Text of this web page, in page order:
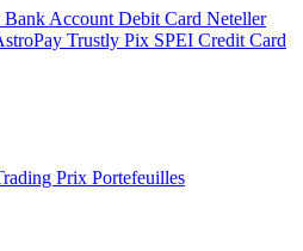
Bank Account Debit Card Neteller
Trustly Pix SPEI Credit Card
Prix Portefeuilles